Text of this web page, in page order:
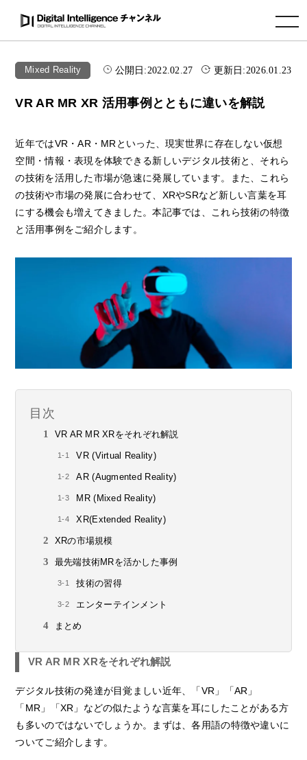
toggle navigation
Mixed Reality 公開日:2022.02.27 更新日:2026.01.23
VR AR MR XR 活用事例とともに違いを解説
近年ではVR・AR・MRといった、現実世界に存在しない仮想
空間・情報・表現を体験できる新しいデジタル技術と、それら
の技術を活用した市場が急速に発展しています。また、これら
の技術や市場の発展に合わせて、XRやSRなど新しい言葉を耳
にする機会も増えてきました。本記事では、これら技術の特徴
と活用事例をご紹介します。
目次
VR AR MR XRをそれぞれ解説
VR (Virtual Reality)
AR (Augmented Reality)
MR (Mixed Reality)
XR(Extended Reality)
XRの市場規模
最先端技術MRを活かした事例
技術の習得
エンターテインメント
まとめ
VR AR MR XRをそれぞれ解説
デジタル技術の発達が目覚ましい近年、「VR」「AR」
「MR」「XR」などの似たような言葉を耳にしたことがある方
も多いのではないでしょうか。まずは、各用語の特徴や違いに
ついてご紹介します。